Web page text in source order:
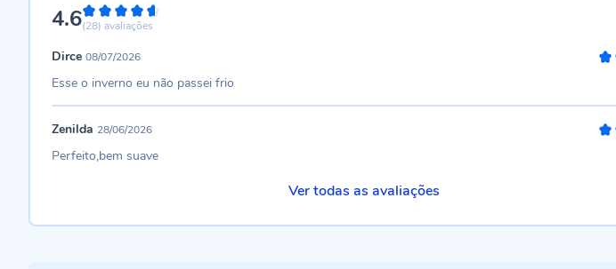
4.692%
(28) avaliações
Dirce 08/07/2026
Esse o inverno eu não passei frio
Zenilda 28/06/2026
Perfeito,bem suave
Ver todas as avaliações